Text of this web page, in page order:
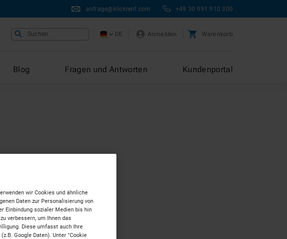
anfrage@klickrent.com +49 30 991 910 300
Suchen DE Anmelden Warenkorb
Blog Fragen und Antworten Kundenportal
wir Cookies und ähnliche
Daten zur Personalisierung von
Einbindung sozialer Medien bis hin
verbessern, um Ihnen das
Diese umfasst auch Ihre
Google Daten). Unter "Cookie